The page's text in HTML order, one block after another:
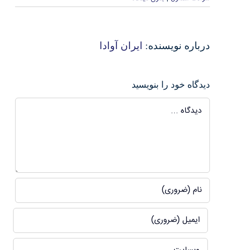
درباره نویسنده: ایران آوادا
دیدگاه خود را بنویسید
دیدگاه